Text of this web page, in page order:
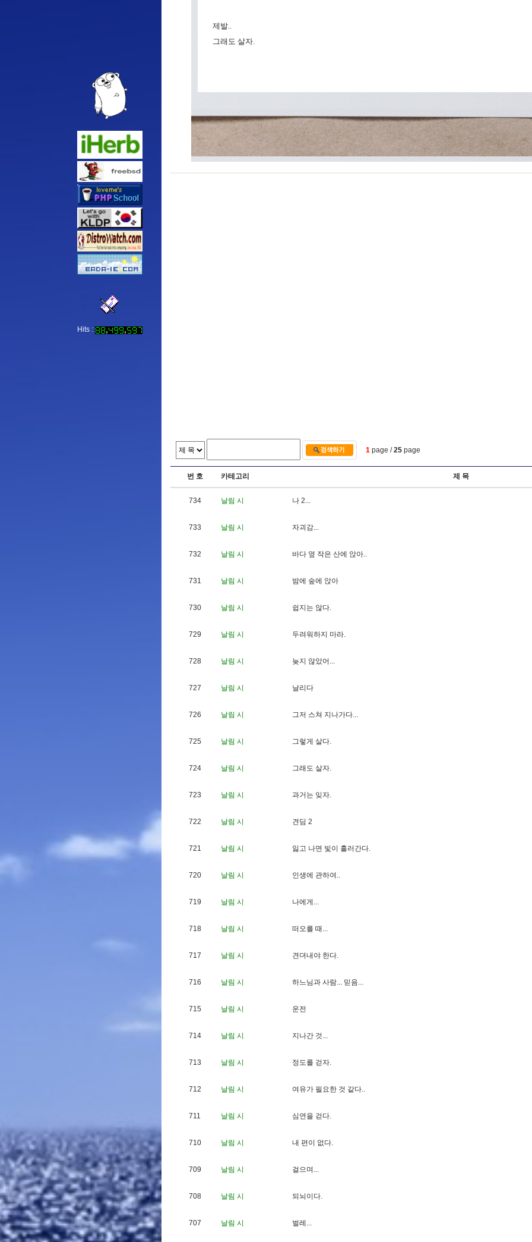
Hits :
제발..
그래도 살자.
1 page /25 page
번 호 카테고리 제 목
734 날림 시 나 2...
733 날림 시 자괴 감...
732 날림 시 바다 옆 작은 산에 앉아..
731 날림 시 밤에 숲에 앉아
730 날림 시 쉽 지 는 않다.
729 날림 시 두려워하지 마라.
728 날림 시 늦지 않았어 ...
727 날림 시 날리 다
726 날림 시 그저 스쳐 지 나가다...
725 날림 시 그렇게 살다.
724 날림 시 그래 도 살자.
723 날림 시 과거 는 잊자.
722 날림 시 견 딤 2
721 날림 시 잃고 나면 빛이 흘러 간다.
720 날림 시 인생에 관하여 ..
719 날림 시 나에 게 ...
718 날림 시 떠 오를 때 ...
717 날림 시 견 뎌내 야 한다.
716 날림 시 하느님과 사람... 믿음...
715 날림 시 운전
714 날림 시 지 나간 것...
713 날림 시 정도를 걷자.
712 날림 시 여 유가 필 요한 것 같다..
711 날림 시 심 연 을 걷다.
710 날림 시 내 편 이 없다.
709 날림 시 걸 으며 ...
708 날림 시 되 뇌 이 다.
707 날림 시 벌레 ...